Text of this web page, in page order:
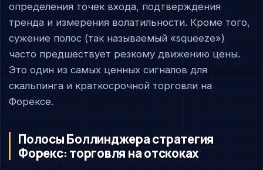
определения точек входа, подтверждения
тренда и измерения волатильности. Кроме того,
сужение полос (так называемый «squeeze»)
часто предшествует резкому движению цены.
Это один из самых ценных сигналов для
скальпинга и краткосрочной торговли на
Форексе.
Полосы Боллинджера стратегия
Форекс: торговля на отскоках